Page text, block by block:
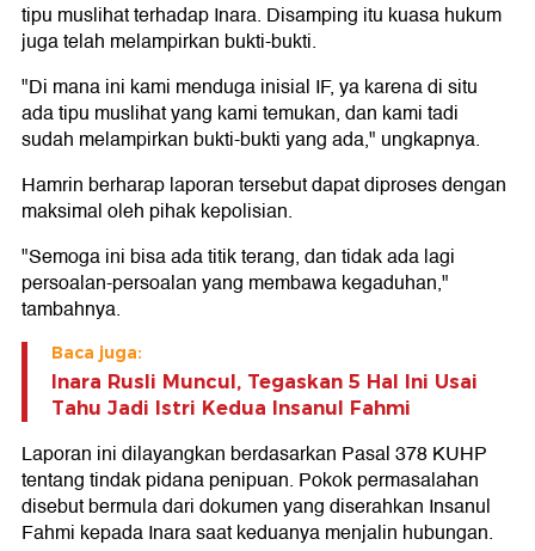
tipu muslihat terhadap Inara. Disamping itu kuasa hukum
juga telah melampirkan bukti-bukti.
"Di mana ini kami menduga inisial IF, ya karena di situ
ada tipu muslihat yang kami temukan, dan kami tadi
sudah melampirkan bukti-bukti yang ada," ungkapnya.
Hamrin berharap laporan tersebut dapat diproses dengan
maksimal oleh pihak kepolisian.
"Semoga ini bisa ada titik terang, dan tidak ada lagi
persoalan-persoalan yang membawa kegaduhan,"
tambahnya.
Baca juga:
Inara Rusli Muncul, Tegaskan 5 Hal Ini Usai
Tahu Jadi Istri Kedua Insanul Fahmi
Laporan ini dilayangkan berdasarkan Pasal 378 KUHP
tentang tindak pidana penipuan. Pokok permasalahan
disebut bermula dari dokumen yang diserahkan Insanul
Fahmi kepada Inara saat keduanya menjalin hubungan.